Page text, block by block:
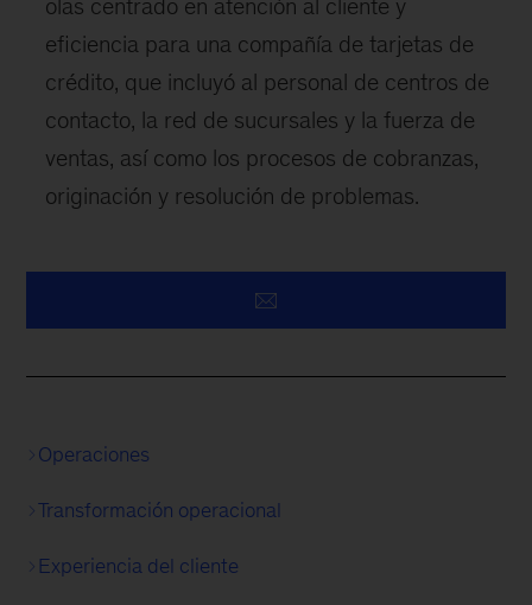
olas centrado en atención al cliente y
eficiencia para una compañía de tarjetas de
crédito, que incluyó al personal de centros de
contacto, la red de sucursales y la fuerza de
ventas, así como los procesos de cobranzas,
originación y resolución de problemas.
Operaciones
Transformación operacional
Experiencia del cliente